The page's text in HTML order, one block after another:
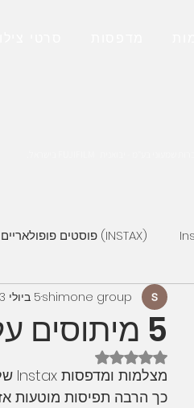
(INSTAX) פוסטים פופולאריים
אינסטקס מיני מצלמת פיתוח
INSTAX אינסטקס מיני 9
5 מיתוסים על אינסטקס (INSTAX)
shimone group5 ביולי 2023
דירוג של NaN מתוך 5 כוכבים
כך הרבה תפיסות מוטעות